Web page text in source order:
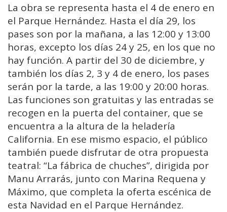
La obra se representa hasta el 4 de enero en
el Parque Hernández. Hasta el día 29, los
pases son por la mañana, a las 12:00 y 13:00
horas, excepto los días 24 y 25, en los que no
hay función. A partir del 30 de diciembre, y
también los días 2, 3 y 4 de enero, los pases
serán por la tarde, a las 19:00 y 20:00 horas.
Las funciones son gratuitas y las entradas se
recogen en la puerta del container, que se
encuentra a la altura de la heladería
California. En ese mismo espacio, el público
también puede disfrutar de otra propuesta
teatral: “La fábrica de chuches”, dirigida por
Manu Arrarás, junto con Marina Requena y
Máximo, que completa la oferta escénica de
esta Navidad en el Parque Hernández.